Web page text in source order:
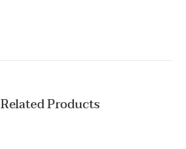
Related Products